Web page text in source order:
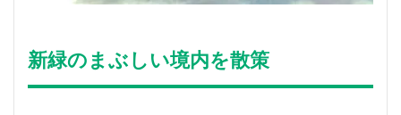
新緑のまぶしい境内を散策